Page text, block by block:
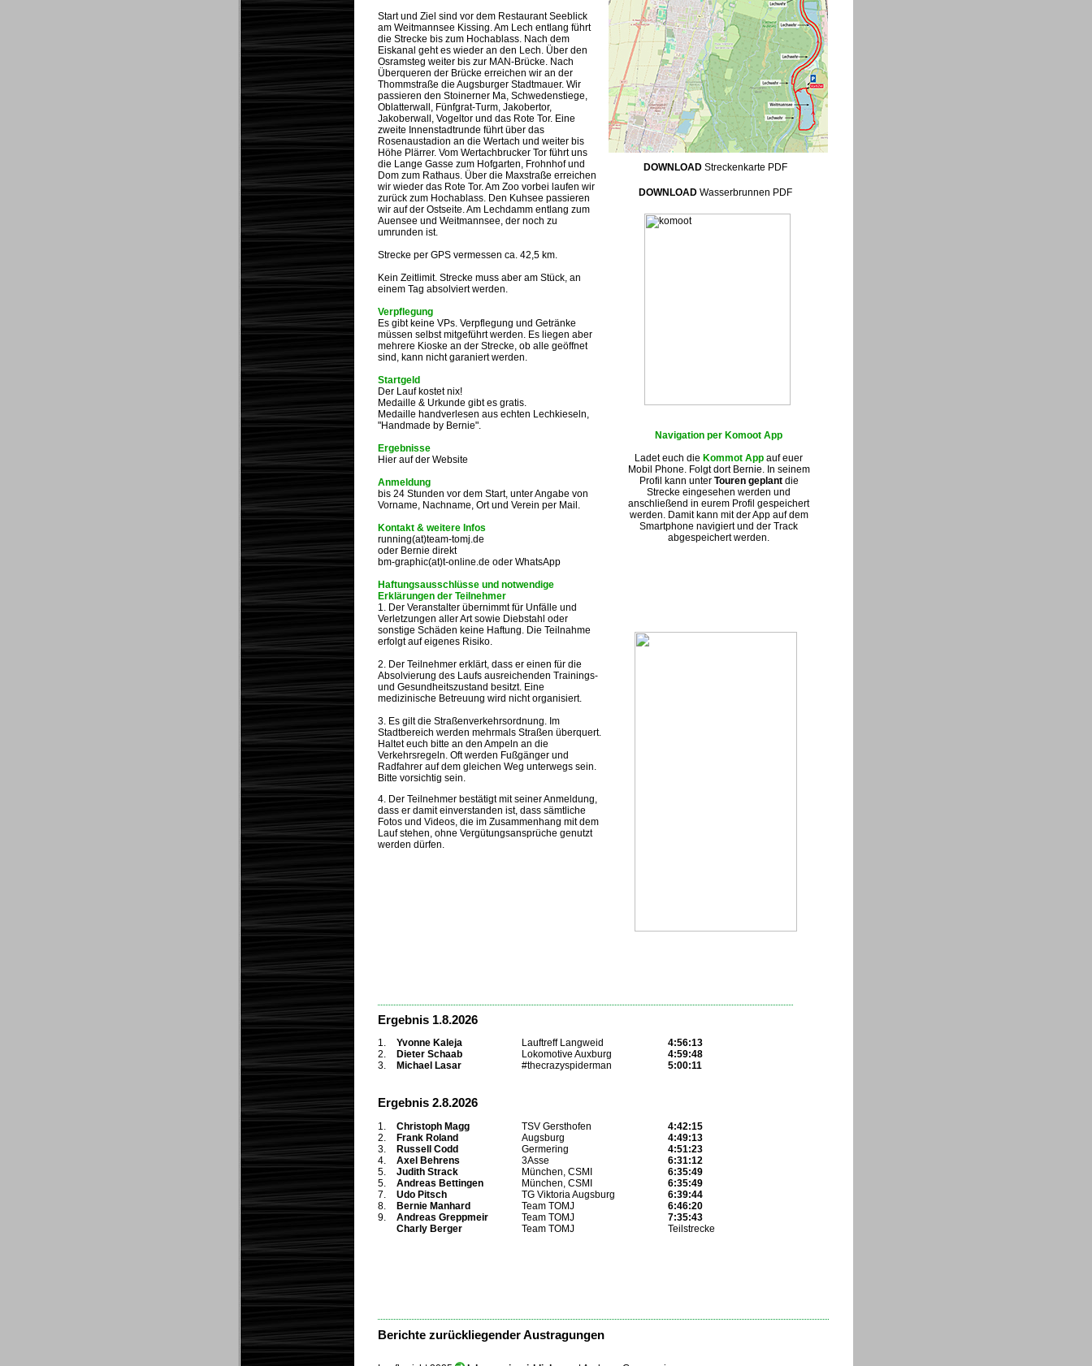
Start und Ziel sind vor dem Restaurant Seeblick
am Weitmannsee Kissing. Am Lech entlang führt
die Strecke bis zum Hochablass. Nach dem
Eiskanal geht es wieder an den Lech. Über den
Osramsteg weiter bis zur MAN-Brücke. Nach
Überqueren der Brücke erreichen wir an der
Thommstraße die Augsburger Stadtmauer. Wir
passieren den Stoinerner Ma, Schwedenstiege,
Oblatterwall, Fünfgrat-Turm, Jakobertor,
Jakoberwall, Vogeltor und das Rote Tor. Eine
zweite Innenstadtrunde führt über das
Rosenaustadion an die Wertach und weiter bis
Höhe Plärrer. Vom Wertachbrucker Tor führt uns
die Lange Gasse zum Hofgarten, Frohnhof und
Dom zum Rathaus. Über die Maxstraße erreichen
wir wieder das Rote Tor. Am Zoo vorbei laufen wir
zurück zum Hochablass. Den Kuhsee passieren
wir auf der Ostseite. Am Lechdamm entlang zum
Auensee und Weitmannsee, der noch zu
umrunden ist.
Strecke per GPS vermessen ca. 42,5 km.
Kein Zeitlimit. Strecke muss aber am Stück, an
einem Tag absolviert werden.
Verpflegung
Es gibt keine VPs. Verpflegung und Getränke
müssen selbst mitgeführt werden. Es liegen aber
mehrere Kioske an der Strecke, ob alle geöffnet
sind, kann nicht garaniert werden.
Startgeld
Der Lauf kostet nix!
Medaille & Urkunde gibt es gratis.
Medaille handverlesen aus echten Lechkieseln,
"Handmade by Bernie".
Ergebnisse
Hier auf der Website
Anmeldung
bis 24 Stunden vor dem Start, unter Angabe von
Vorname, Nachname, Ort und Verein per Mail.
Kontakt & weitere Infos
running(at)team-tomj.de
oder Bernie direkt
bm-graphic(at)t-online.de oder WhatsApp
Haftungsausschlüsse und notwendige
Erklärungen der Teilnehmer
1. Der Veranstalter übernimmt für Unfälle und
Verletzungen aller Art sowie Diebstahl oder
sonstige Schäden keine Haftung. Die Teilnahme
erfolgt auf eigenes Risiko.
2. Der Teilnehmer erklärt, dass er einen für die
Absolvierung des Laufs ausreichenden Trainings-
und Gesundheitszustand besitzt. Eine
medizinische Betreuung wird nicht organisiert.
3. Es gilt die Straßenverkehrsordnung. Im
Stadtbereich werden mehrmals Straßen überquert.
Haltet euch bitte an den Ampeln an die
Verkehrsregeln. Oft werden Fußgänger und
Radfahrer auf dem gleichen Weg unterwegs sein.
Bitte vorsichtig sein.
4. Der Teilnehmer bestätigt mit seiner Anmeldung,
dass er damit einverstanden ist, dass sämtliche
Fotos und Videos, die im Zusammenhang mit dem
Lauf stehen, ohne Vergütungsansprüche genutzt
werden dürfen.
DOWNLOADStreckenkarte PDF
DOWNLOADWasserbrunnen PDF
Navigation per Komoot App
Ladet euch die Kommot App auf euer
Mobil Phone. Folgt dort Bernie. In seinem
Profil kann unter Touren geplant die
Strecke eingesehen werden und
anschließend in eurem Profil gespeichert
werden. Damit kann mit der App auf dem
Smartphone navigiert und der Track
abgespeichert werden.
Ergebnis 1.8.2026
1.
2.
3.
Yvonne Kaleja
Dieter Schaab
Michael Lasar
Lauftreff Langweid
Lokomotive Auxburg
#thecrazyspiderman
4:56:13
4:59:48
5:00:11
Ergebnis 2.8.2026
1.
2.
3.
4.
5.
5.
7.
8.
9.
Christoph Magg
Frank Roland
Russell Codd
Axel Behrens
Judith Strack
Andreas Bettingen
Udo Pitsch
Bernie Manhard
Andreas Greppmeir
Charly Berger
TSV Gersthofen
Augsburg
Germering
3Asse
München, CSMI
München, CSMI
TG Viktoria Augsburg
Team TOMJ
Team TOMJ
Team TOMJ
4:42:15
4:49:13
4:51:23
6:31:12
6:35:49
6:35:49
6:39:44
6:46:20
7:35:43
Teilstrecke
Berichte zurückliegender Austragungen